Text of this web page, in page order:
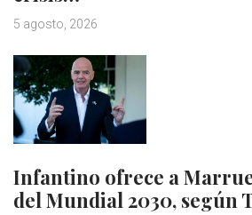
5 agosto, 2026
Infantino ofrece a
del Mundial 2030, según